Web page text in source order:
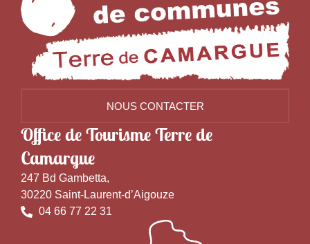
NOUS CONTACTER
Office de Tourisme Terre de
Camargue
247 Bd Gambetta,
30220 Saint-Laurent-d’Aigouze
04 66 77 22 31